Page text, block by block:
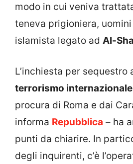
modo in cui veniva
teneva prigioniera,
islamista legato ad Al-
L’inchiesta per sequestro
terrorismo internazionale
procura di Roma e dai
informa Repubblica – ha
punti da chiarire. In
degli inquirenti, c’è